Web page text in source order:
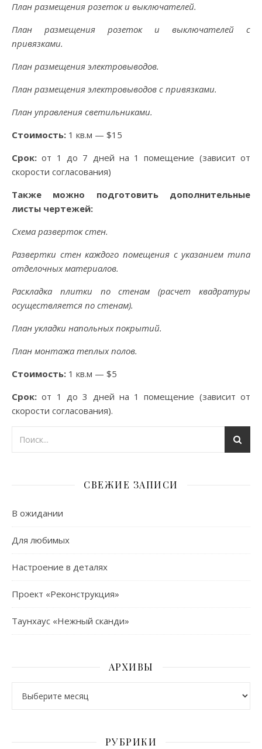
План размещения розеток и выключателей.
План размещения розеток и выключателей с
привязками.
План размещения электровыводов.
План размещения электровыводов с привязками.
План управления светильниками.
Стоимость: 1 кв.м — $15
Срок:от 1 до 7 дней на 1 помещение (зависит от
скорости согласования)
Также можно подготовить дополнительные
листы чертежей:
Схема разверток стен.
Развертки стен каждого помещения с указанием типа
отделочных материалов.
Раскладка плитки по стенам (расчет квадратуры
осуществляется по стенам).
План укладки напольных покрытий.
План монтажа теплых полов.
Стоимость: 1 кв.м — $5
Срок:от 1 до 3 дней на 1 помещение (зависит от
скорости согласования).
СВЕЖИЕ ЗАПИСИ
В ожидании
Для любимых
Настроение в деталях
Проект «Реконструкция»
Таунхаус «Нежный сканди»
АРХИВЫ
РУБРИКИ